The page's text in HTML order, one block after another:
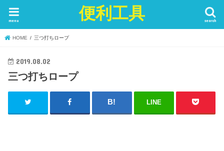
便利工具 search
menu
HOME 三つ打ちロープ
2019.08.02
三つ打ちロープ
LINE